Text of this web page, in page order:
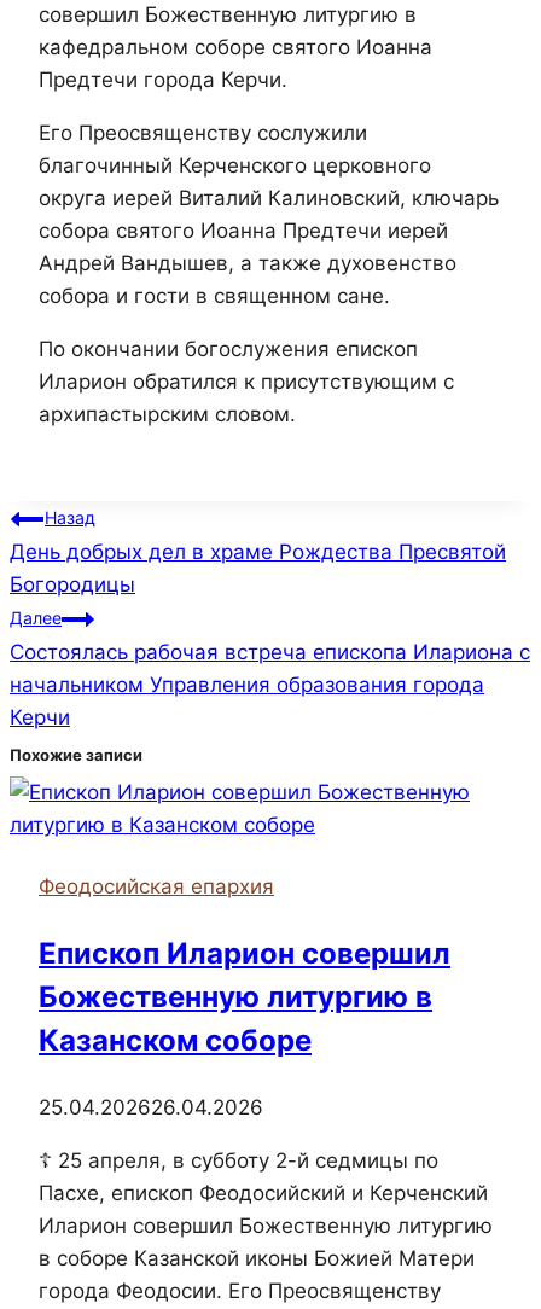
совершил Божественную литургию в
кафедральном соборе святого Иоанна
Предтечи города Керчи.
Его Преосвященству сослужили
благочинный Керченского церковного
округа иерей Виталий Калиновский, ключарь
собора святого Иоанна Предтечи иерей
Андрей Вандышев, а также духовенство
собора и гости в священном сане.
По окончании богослужения епископ
Иларион обратился к присутствующим с
архипастырским словом.
Навигация
по
записям
Назад
День добрых дел в храме Рождества Пресвятой
Богородицы
Далее
Состоялась рабочая встреча епископа Илариона с
начальником Управления образования города
Керчи
Похожие записи
Феодосийская епархия
Епископ Иларион совершил
Божественную литургию в
Казанском соборе
25.04.202626.04.2026
☦ 25 апреля, в субботу 2-й седмицы по
Пасхе, епископ Феодосийский и Керченский
Иларион совершил Божественную литургию
в соборе Казанской иконы Божией Матери
города Феодосии. Его Преосвященству